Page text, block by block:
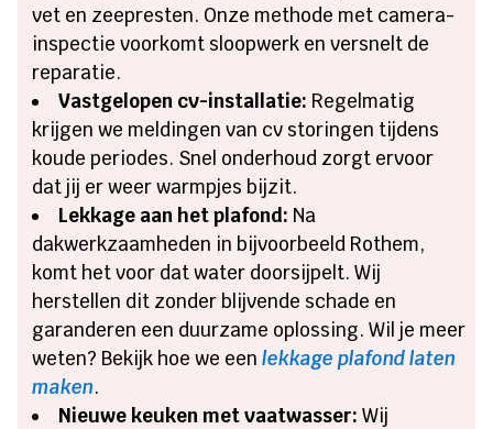
vet en zeepresten. Onze methode met camera-
inspectie voorkomt sloopwerk en versnelt de
reparatie.
Vastgelopen cv-installatie: Regelmatig
krijgen we meldingen van cv storingen tijdens
koude periodes. Snel onderhoud zorgt ervoor
dat jij er weer warmpjes bijzit.
Lekkage aan het plafond: Na
dakwerkzaamheden in bijvoorbeeld Rothem,
komt het voor dat water doorsijpelt. Wij
herstellen dit zonder blijvende schade en
garanderen een duurzame oplossing. Wil je meer
weten? Bekijk hoe we eenlekkage plafond laten
maken.
Nieuwe keuken met vaatwasser: Wij